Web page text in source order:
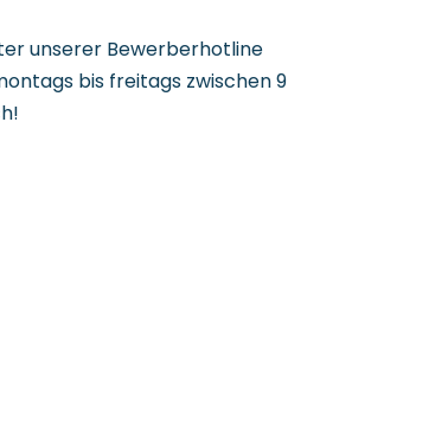
unserer Bewerberhotline
bis freitags zwischen 9